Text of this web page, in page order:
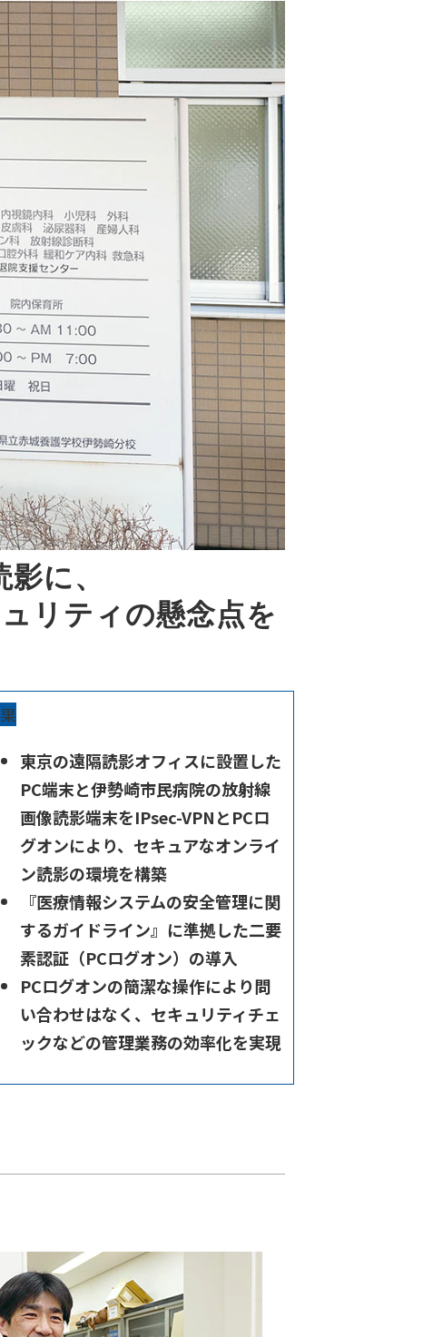
に、
リティの懸念点を
東京の遠隔読影オフィスに設置した
PC端末と伊勢崎市民病院の放射線
画像読影端末をIPsec-VPNとPCロ
グオンにより、セキュアなオンライ
ン読影の環境を構築
『医療情報システムの安全管理に関
するガイドライン』に準拠した二要
素認証（PCログオン）の導入
PCログオンの簡潔な操作により問
い合わせはなく、セキュリティチェ
ックなどの管理業務の効率化を実現